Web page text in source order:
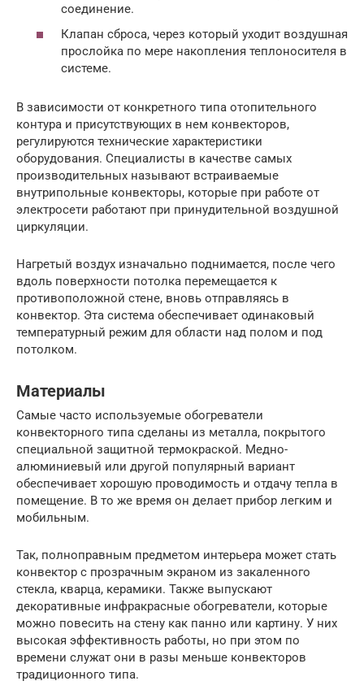
соединение.
Клапан сброса, через который уходит воздушная
прослойка по мере накопления теплоносителя в
системе.
В зависимости от конкретного типа отопительного
контура и присутствующих в нем конвекторов,
регулируются технические характеристики
оборудования. Специалисты в качестве самых
производительных называют встраиваемые
внутрипольные конвекторы, которые при работе от
электросети работают при принудительной воздушной
циркуляции.
Нагретый воздух изначально поднимается, после чего
вдоль поверхности потолка перемещается к
противоположной стене, вновь отправляясь в
конвектор. Эта система обеспечивает одинаковый
температурный режим для области над полом и под
потолком.
Материалы
Самые часто используемые обогреватели
конвекторного типа сделаны из металла, покрытого
специальной защитной термокраской. Медно-
алюминиевый или другой популярный вариант
обеспечивает хорошую проводимость и отдачу тепла в
помещение. В то же время он делает прибор легким и
мобильным.
Так, полноправным предметом интерьера может стать
конвектор с прозрачным экраном из закаленного
стекла, кварца, керамики. Также выпускают
декоративные инфракрасные обогреватели, которые
можно повесить на стену как панно или картину. У них
высокая эффективность работы, но при этом по
времени служат они в разы меньше конвекторов
традиционного типа.